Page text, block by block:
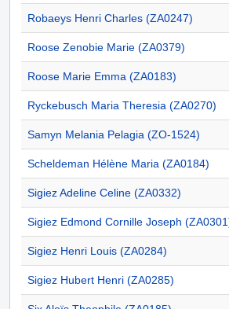
Robaeys Henri Charles (ZA0247)
Roose Zenobie Marie (ZA0379)
Roose Marie Emma (ZA0183)
Ryckebusch Maria Theresia (ZA0270)
Samyn Melania Pelagia (ZO-1524)
Scheldeman Hélène Maria (ZA0184)
Sigiez Adeline Celine (ZA0332)
Sigiez Edmond Cornille Joseph
Sigiez Henri Louis (ZA0284)
Sigiez Hubert Henri (ZA0285)